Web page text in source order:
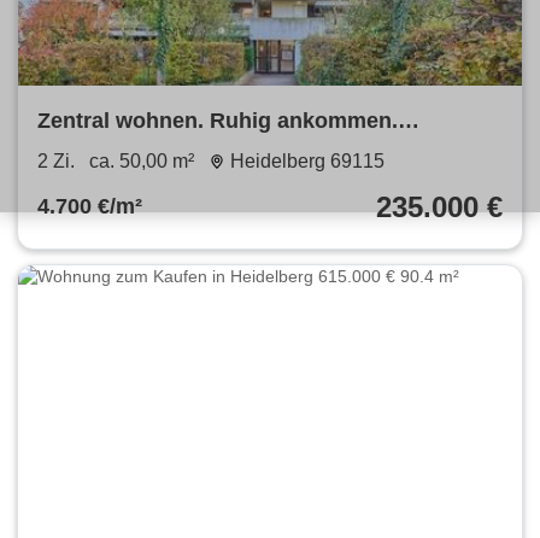
Zentral wohnen. Ruhig ankommen.
Zukunftssicher investieren.
2 Zi. ca. 50,00 m² Heidelberg 69115
4.700 €/m² 235.000 €